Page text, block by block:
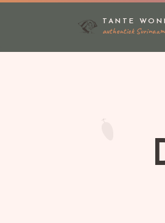
TANTE
authentiek